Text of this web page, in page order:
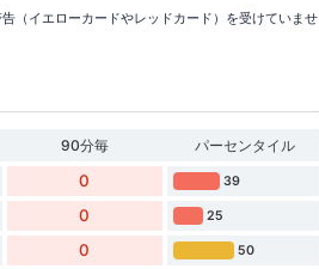
（イエローカードやレッドカード）を受けていませ
90分毎
パーセンタイル
0 39
0 25
0 50